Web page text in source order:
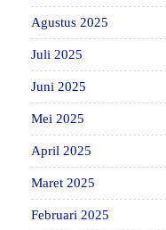
Agustus 2025
Juli 2025
Juni 2025
Mei 2025
April 2025
Maret 2025
Februari 2025